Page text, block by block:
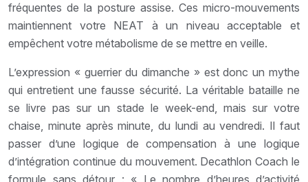
fréquentes de la posture assise. Ces micro-mouvements
maintiennent votre NEAT à un niveau acceptable et
empêchent votre métabolisme de se mettre en veille.
L’expression « guerrier du dimanche » est donc un mythe
qui entretient une fausse sécurité. La véritable bataille ne
se livre pas sur un stade le week-end, mais sur votre
chaise, minute après minute, du lundi au vendredi. Il faut
passer d’une logique de compensation à une logique
d’intégration continue du mouvement. Decathlon Coach le
formule sans détour : « Le nombre d’heures d’activité